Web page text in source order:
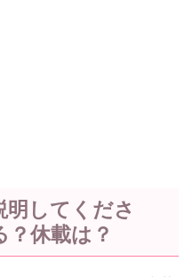
明してくださ
休載は？